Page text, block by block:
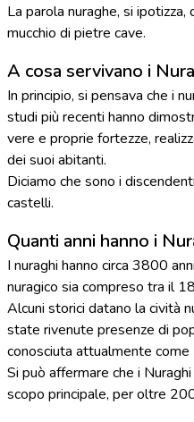
La parola nuraghe, si ipotizza,
mucchio di pietre cave.
A cosa servivano i
In principio, si pensava che i
studi più recenti hanno
vere e proprie fortezze,
dei suoi abitanti.
Diciamo che sono i
castelli.
Quanti anni hanno i
I nuraghi hanno circa 3800
nuragico sia compreso tra il
Alcuni storici datano la cività
state rivenute presenze di
conosciuta attualmente come
Si può affermare che i
scopo principale, per oltre